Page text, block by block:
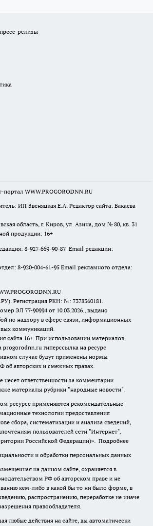
релизы
портал WWW.PROGORODNN.RU
ИП Звеняцкая Е.А. Редактор сайта: Бакаева
область, г. Киров, ул. Азина, дом № 80, кв. 31
продукции: 16+
8-927-669-90-87 Email редакции:
8-920-004-61-95 Email рекламного отдела:
Регистрация РКН: №: 7378360181.
ЭЛ 77-90994 от 10.03.2026., выдано
по надзору в сфере связи, информационных
коммуникаций.
сайта 16+. При использовании материалов
progorodnn.ru гиперссылка на ресурс
случае будут применены нормы
об авторских и смежных правах.
несет ответственности за комментарии
материалы рубрики "народные новости".
ресурсе применяются рекомендательные
технологии предоставления
сбора, систематизации и анализа сведений,
пользователей сети "Интернет",
Российской Федерации)». Подробнее
и обработки персональных данных
на данном сайте, охраняется в
РФ об авторском праве и не
кем-либо в какой бы то ни было форме, в
распространению, переработке не иначе
правообладателя.
любые действия на сайте, вы автоматически